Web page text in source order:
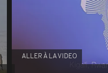
ALLER À LA VIDEO